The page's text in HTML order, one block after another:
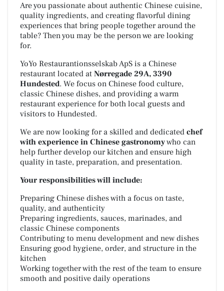
Are you passionate about authentic Chinese cuisine,
quality ingredients, and creating flavorful dining
experiences that bring people together around the
table? Then you may be the person we are looking
for.
YoYo Restaurantionsselskab ApS is a Chinese
restaurant located at Nørregade 29A, 3390
Hundested. We focus on Chinese food culture,
classic Chinese dishes, and providing a warm
restaurant experience for both local guests and
visitors to Hundested.
We are now looking for a skilled and dedicated chef
with experience in Chinese gastronomywho can
help further develop our kitchen and ensure high
quality in taste, preparation, and presentation.
Your responsibilities will include:
Preparing Chinese dishes with a focus on taste,
quality, and authenticity
Preparing ingredients, sauces, marinades, and
classic Chinese components
Contributing to menu development and new dishes
Ensuring good hygiene, order, and structure in the
kitchen
Working together with the rest of the team to ensure
smooth and positive daily operations